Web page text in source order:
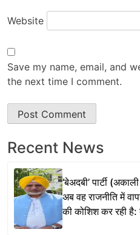
Website
Save my name, email, and
the next time I comment.
Recent News
‘बेअदबी’ पार्टी
अब वह राजनीति में
की कोशिश कर रही